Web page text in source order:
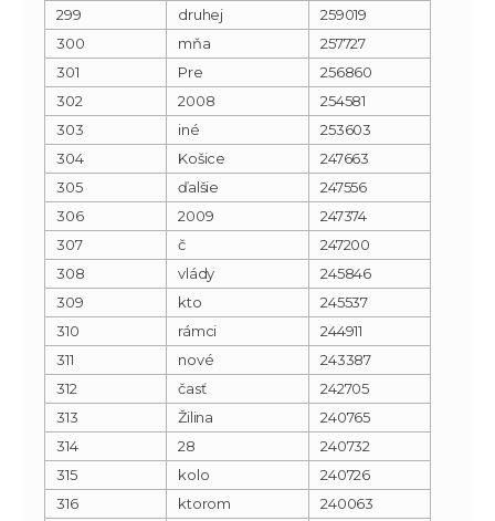
299 druhej
259019
300
mňa
257727
301
Pre
256860
302
2008
254581
303
iné
253603
304
Košice
247663
305
ďalšie
247556
306
2009
247374
307
č
247200
308
vlády
245846
309
kto
245537
310
rámci
244911
311
nové
243387
312
časť
242705
313
Žilina
240765
314
28
240732
315
kolo
240726
316
ktorom
240063